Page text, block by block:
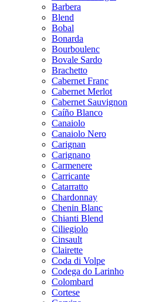
Barbera
Blend
Bobal
Bonarda
Bourboulenc
Bovale Sardo
Brachetto
Cabernet Franc
Cabernet Merlot
Cabernet Sauvignon
Caíño Blanco
Canaiolo
Canaiolo Nero
Carignan
Carignano
Carmenere
Carricante
Catarratto
Chardonnay
Chenin Blanc
Chianti Blend
Ciliegiolo
Cinsault
Clairette
Coda di Volpe
Codega do Larinho
Colombard
Cortese